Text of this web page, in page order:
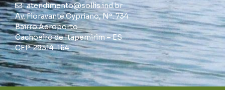
atendimento@sollis.ind.br
Av. Fioravante Cypriano, Nº. 734
Bairro Aeroporto
Cachoeiro de Itapemirim – ES
CEP: 29314-164